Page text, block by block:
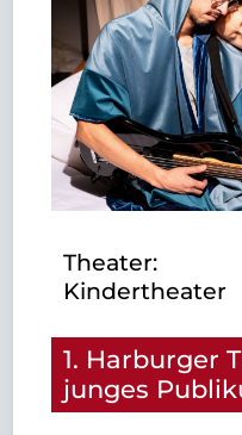
Theater:
Kindertheater
1. Harburger
junges